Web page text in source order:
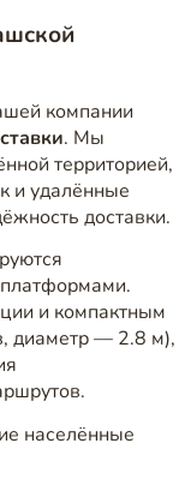
компании
. Мы
территорией,
и удалённые
доставки.
и компактным
диаметр — 2.8 м),
населённые